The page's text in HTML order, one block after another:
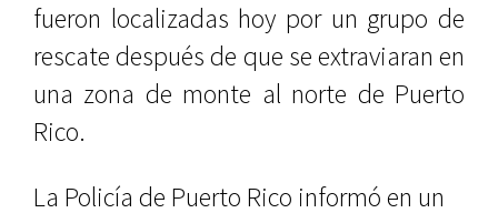
fueron localizadas hoy por un grupo de
rescate después de que se extraviaran en
una zona de monte al norte de Puerto
Rico.
La Policía de Puerto Rico informó en un